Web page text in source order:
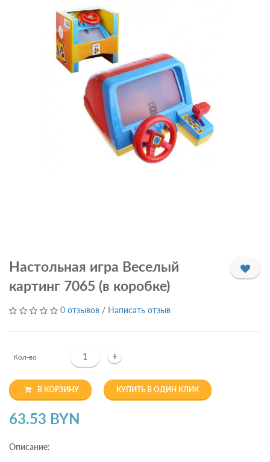
Настольная игра Веселый
картинг 7065 (в коробке)
0 отзывов / Написать отзыв
Кол-во +
В КОРЗИНУ КУПИТЬ В ОДИН КЛИК
63.53 BYN
Описание: